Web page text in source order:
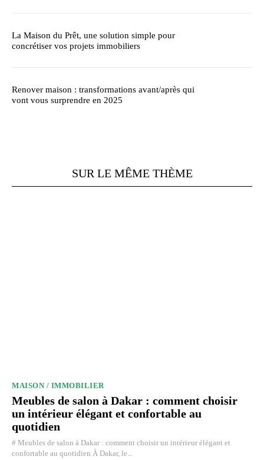
La Maison du Prêt, une solution simple pour
concrétiser vos projets immobiliers
Renover maison : transformations avant/après qui
vont vous surprendre en 2025
SUR LE MÊME THÈME
MAISON / IMMOBILIER
Meubles de salon à Dakar : comment choisir
un intérieur élégant et confortable au
quotidien
# Meubles de salon à Dakar : comment choisir un intérieur élégant et
confortable au quotidien À Dakar, le...